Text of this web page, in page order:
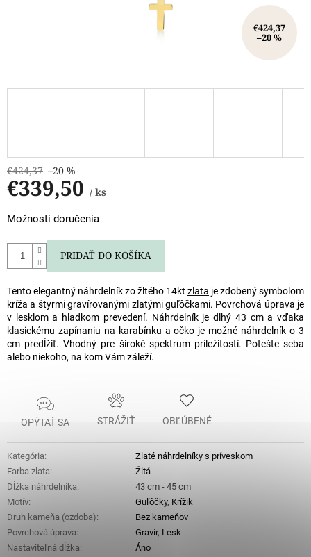
€424,37
–20 %
€424,37 –20 %
€339,50 / ks
Jednotková
cena:
Možnosti doručenia
PRIDAŤ DO KOŠÍKA
Tento elegantný náhrdelník zo žltého 14kt zlata je zdobený symbolom
kríža a štyrmi gravírovanými zlatými guľôčkami. Povrchová úprava je
v lesklom a hladkom prevedení. Náhrdelník je dlhý 43 cm a vďaka
klasickému zapínaniu na karabínku a očko je možné náhrdelník o 3
cm predĺžiť. Vhodný pre široké spektrum príležitostí. Potešte seba
alebo niekoho, na kom Vám záleží.
OPÝTAŤ SA STRÁŽIŤ OBĽÚBENÉ
Kategória:
Zlaté náhrdelníky s príveskom
Farba zlata:
Žltá
Dĺžka náhrdelníka:
43 cm - 45 cm
Motív: Guľôčky, Krížik
Druh kameňa (ozdoba):
Bez kameňov
Povrchová úprava: Gravír, Lesk
Nastaviteľná dĺžka:
Áno